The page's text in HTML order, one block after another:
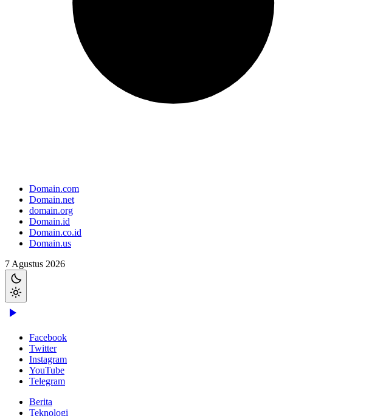
Domain.com
Domain.net
domain.org
Domain.id
Domain.co.id
Domain.us
7 Agustus 2026
Facebook
Twitter
Instagram
YouTube
Telegram
Berita
Teknologi